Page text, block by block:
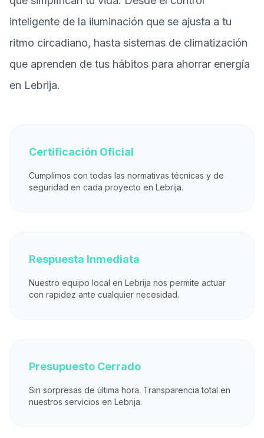
inteligente de la iluminación que se ajusta a tu
ritmo circadiano, hasta sistemas de climatización
que aprenden de tus hábitos para ahorrar energía
en Lebrija.
Certificación Oficial
Cumplimos con todas las normativas técnicas y de
seguridad en cada proyecto en Lebrija.
Respuesta Inmediata
Nuestro equipo local en Lebrija nos permite actuar
con rapidez ante cualquier necesidad.
Presupuesto Cerrado
Sin sorpresas de última hora. Transparencia total en
nuestros servicios en Lebrija.